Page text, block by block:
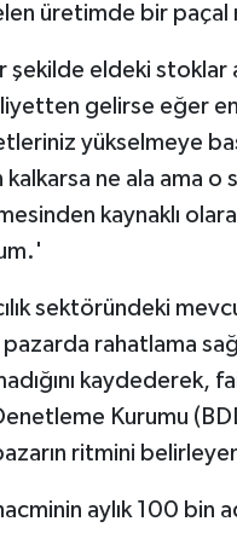
üretimde bir
şekilde eldeki
gelirse eğer
yükselmeye
ne ala ama
kaynaklı
sektöründeki
rahatlama
kaydederek,
Kurumu
pazarın ritmini
aylık 100 bin